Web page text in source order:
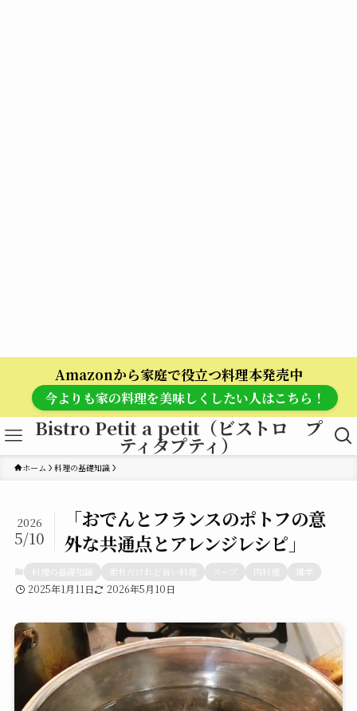
Amazonから家庭で役立つ料理本発売中
今よりも家の料理を美味しくしたい人はこちら！
Bistro Petit a petit（ビストロ プ
ティタプティ）
ホーム 料理の基礎知識
「おでんとフランスのポトフの意
外な共通点とアレンジレシピ」
2026
5/10
料理の基礎知識 素朴だけれど旨い料理 肉料理 雑学
2025年1月11日 2026年5月10日